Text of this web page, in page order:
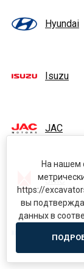
Hyundai
Isuzu
JAC
JMC
Kobelco
На нашем
https://
вы
данных в